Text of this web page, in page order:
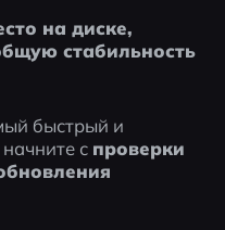
на диске,
стабильность
быстрый и
с проверки